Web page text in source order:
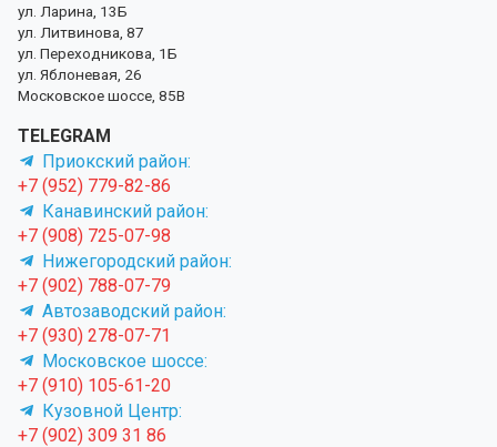
ул. Ларина, 13Б
ул. Литвинова, 87
ул. Переходникова, 1Б
ул. Яблоневая, 26
Московское шоссе, 85В
TELEGRAM
Приокский район:
+7 (952) 779-82-86
Канавинский район:
+7 (908) 725-07-98
Нижегородский район:
+7 (902) 788-07-79
Автозаводский район:
+7 (930) 278-07-71
Московское шоссе:
+7 (910) 105-61-20
Кузовной Центр:
+7 (902) 309 31 86